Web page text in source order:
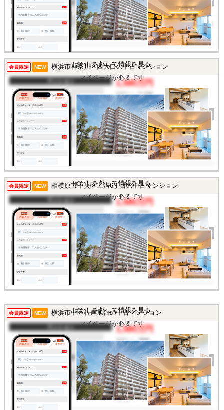
建物面積 50㎡
土地面積 -
所在地 東京都東大和市向原6丁目
交通 /
会員限定 NEW 横浜市神奈川区西大口の中古マンション
マンション 1,580万円
間取り 1LDK
完成年 1972年
建物面積 46.98㎡
土地面積 -
所在地 神奈川県横浜市神奈川区
西大口
交通 /
この物件を見るには
マイページが必要です
ぼかしを外して情報を見る
会員限定 NEW 相模原市中央区上溝6丁目の中古マンション
マンション 1,580万円
間取り 3DK
完成年 1997年
建物面積 59.02㎡
土地面積 -
所在地 神奈川県相模原市中央区
上溝6丁目
交通 /
この物件を見るには
マイページが必要です
ぼかしを外して情報を見る
会員限定 NEW 横浜市中区根岸旭台の中古マンション
1,580万円
間取り 2DK
完成年 1971年
建物面積 54.18㎡
土地面積 -
所在地 神奈川県横浜市中区根岸
旭台
交通 /
この物件を見るには
マイページが必要です
ぼかしを外して情報を見る